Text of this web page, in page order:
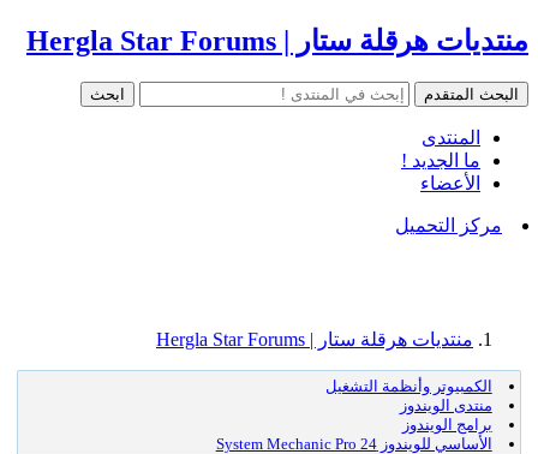
منتديات هرقلة ستار | Hergla Star Forums
المنتدى
ما الجديد !
الأعضاء
مركز التحميل
منتديات هرقلة ستار | Hergla Star Forums
الكمبيوتر وأنظمة التشغيل
منتدى الويندوز
برامج الويندوز
الأساسي للويندوز System Mechanic Pro 24